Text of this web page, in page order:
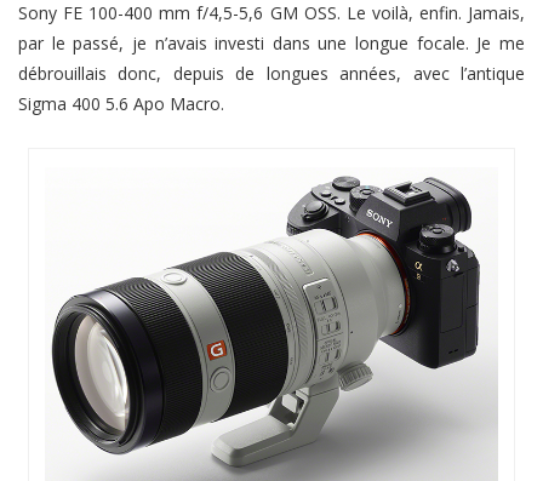
Sony FE 100-400 mm f/4,5-5,6 GM OSS. Le voilà, enfin. Jamais,
par le passé, je n’avais investi dans une longue focale. Je me
débrouillais donc, depuis de longues années, avec l’antique
Sigma 400 5.6 Apo Macro.